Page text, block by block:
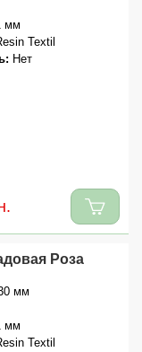
мм
Textil
Нет
Роза
мм
мм
Textil